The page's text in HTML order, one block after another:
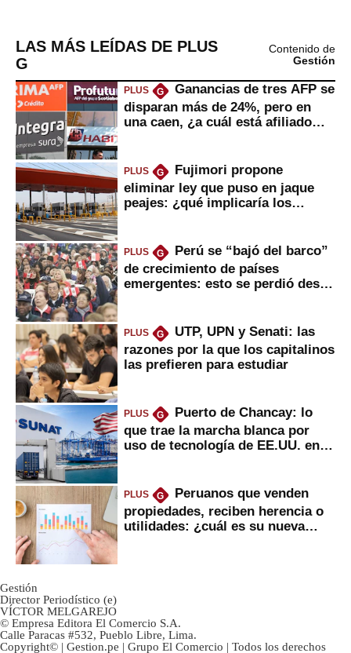
LAS MÁS LEÍDAS DE PLUS
G
Contenido de
Gestión
PLUS G
Ganancias de tres AFP se
disparan más de 24%, pero en
una caen, ¿a cuál está afiliado
PLUS G
Fujimori propone
eliminar ley que puso en jaque
peajes: ¿qué implicaría los
PLUS G
Perú se “bajó del barco”
de crecimiento de países
emergentes: esto se perdió desde
PLUS G
UTP, UPN y Senati: las
razones por la que los capitalinos
las prefieren para estudiar
PLUS G
Puerto de Chancay: lo
que trae la marcha blanca por
uso de tecnología de EE.UU. en
PLUS G
Peruanos que venden
propiedades, reciben herencia o
utilidades: ¿cuál es su nueva
Gestión
Director Periodístico (e)
VÍCTOR MELGAREJO
© Empresa Editora El Comercio S.A.
Calle Paracas #532, Pueblo Libre, Lima.
Copyright© | Gestion.pe | Grupo El Comercio | Todos los derechos